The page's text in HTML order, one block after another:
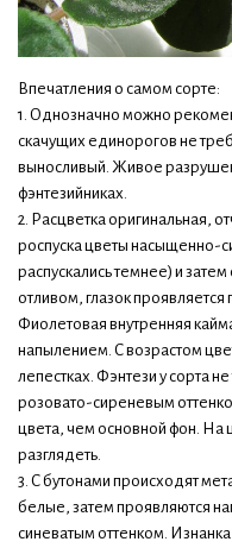
Впечатления о самом сорте:
1. Однозначно можно
скачущих единорогов не
выносливый. Живое
фэнтезийниках.
2. Расцветка оригинальная,
роспуска цветы насыщенно-
распускались темнее) и
отливом, глазок проявляется
Фиолетовая внутренняя
напылением. С возрастом
лепестках. Фэнтези у сорта
розовато-сиреневым
цвета, чем основной фон. На
разглядеть.
3. С бутонами происходят
белые, затем проявляются
синеватым оттенком. Изнанка